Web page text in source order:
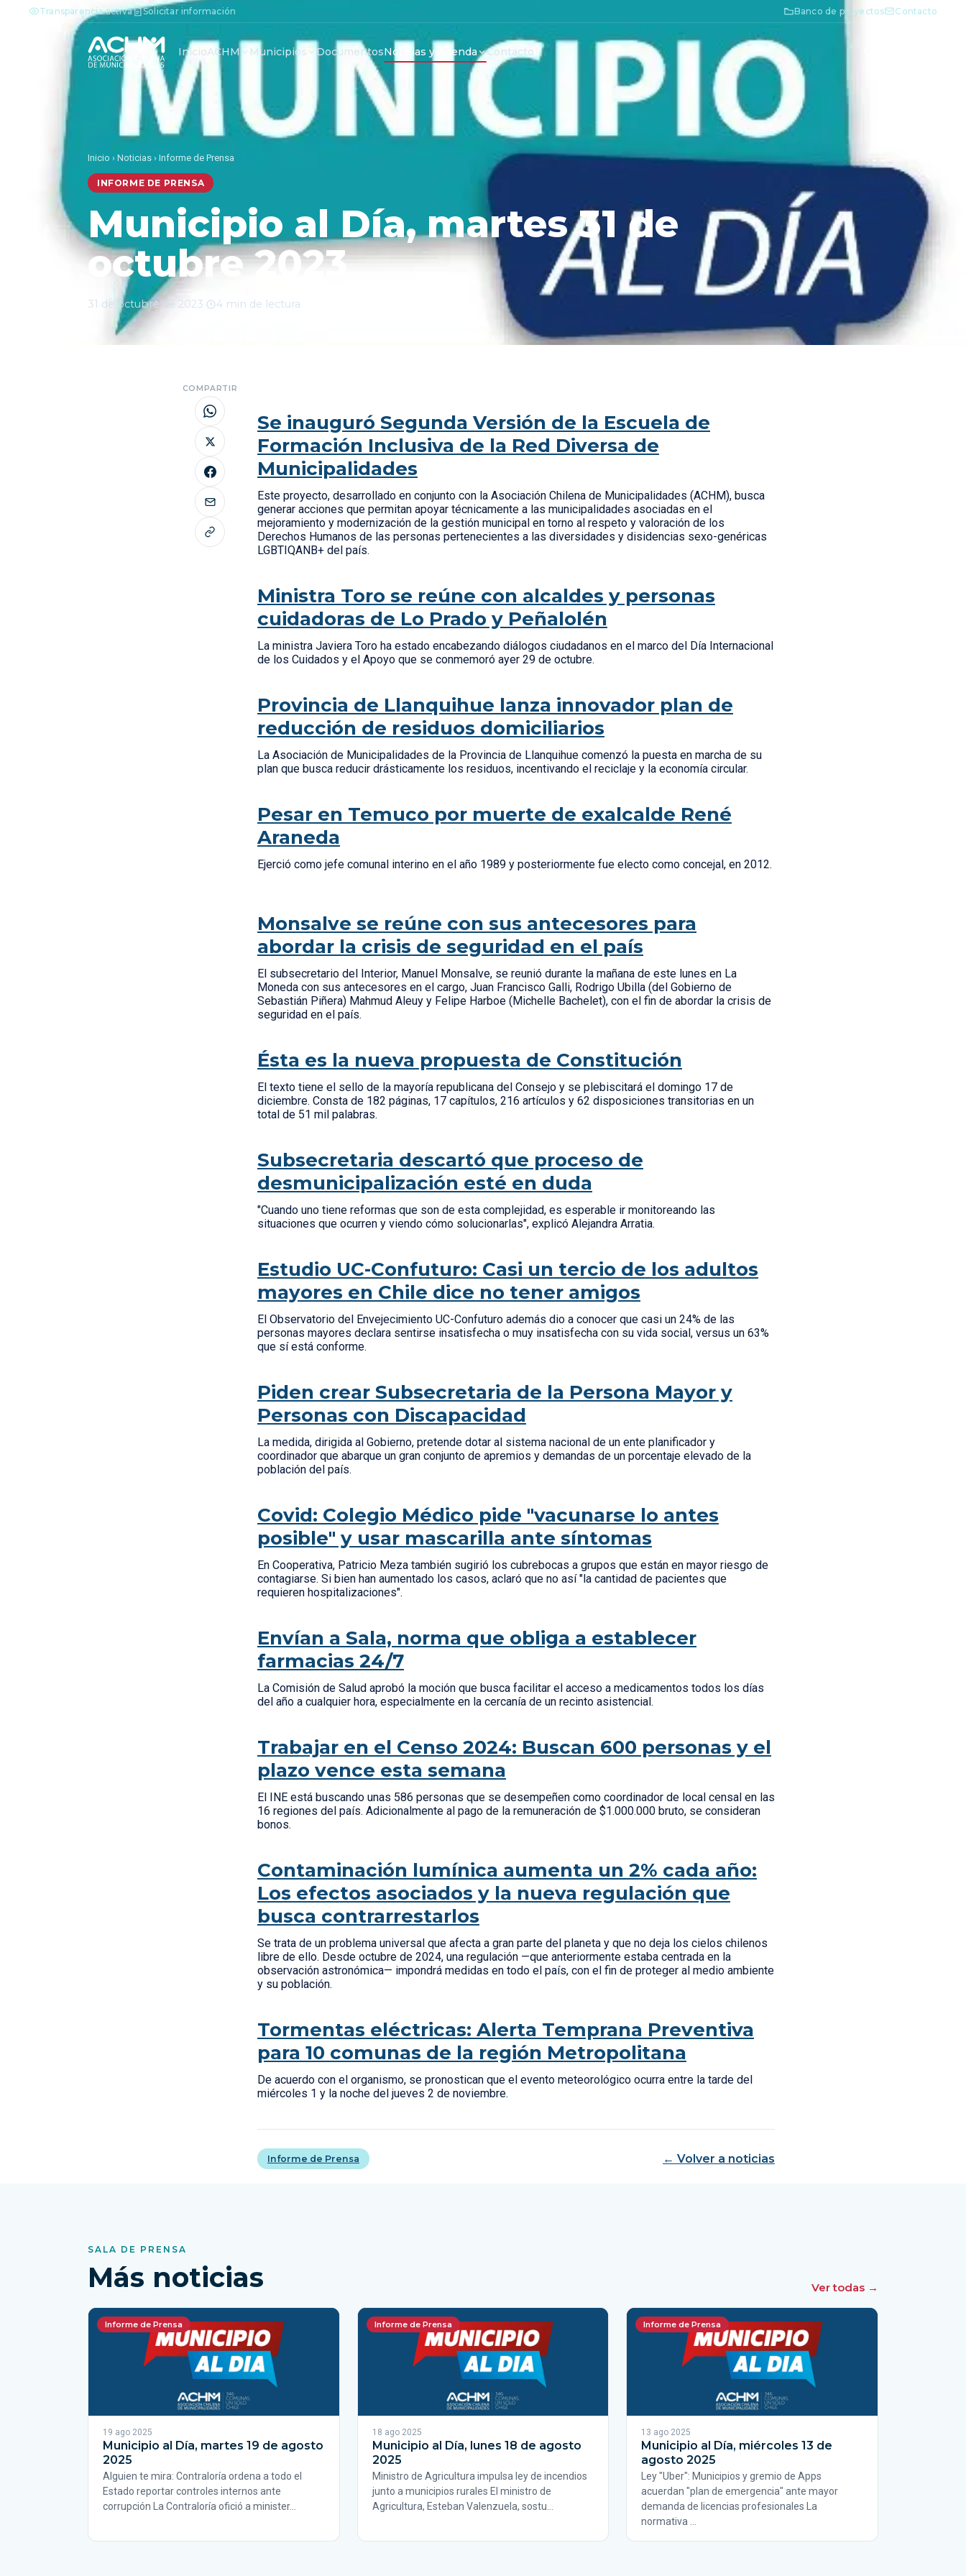
Transparencia activa Solicitar información Banco de proyectos Contacto
InicioACHM Municipios DocumentosNoticias y Agenda Contacto
Inicio › Noticias › Informe de Prensa
INFORME DE PRENSA
Municipio al Día, martes 31 de
octubre 2023
31 de octubre de 2023 4 min de lectura
COMPARTIR
Se inauguró Segunda Versión de la Escuela de
Formación Inclusiva de la Red Diversa de
Municipalidades
Este proyecto, desarrollado en conjunto con la Asociación Chilena de Municipalidades (ACHM), busca
generar acciones que permitan apoyar técnicamente a las municipalidades asociadas en el
mejoramiento y modernización de la gestión municipal en torno al respeto y valoración de los
Derechos Humanos de las personas pertenecientes a las diversidades y disidencias sexo-genéricas
LGBTIQANB+ del país.
Ministra Toro se reúne con alcaldes y personas
cuidadoras de Lo Prado y Peñalolén
La ministra Javiera Toro ha estado encabezando diálogos ciudadanos en el marco del Día Internacional
de los Cuidados y el Apoyo que se conmemoró ayer 29 de octubre.
Provincia de Llanquihue lanza innovador plan de
reducción de residuos domiciliarios
La Asociación de Municipalidades de la Provincia de Llanquihue comenzó la puesta en marcha de su
plan que busca reducir drásticamente los residuos, incentivando el reciclaje y la economía circular.
Pesar en Temuco por muerte de exalcalde René
Araneda
Ejerció como jefe comunal interino en el año 1989 y posteriormente fue electo como concejal, en 2012.
Monsalve se reúne con sus antecesores para
abordar la crisis de seguridad en el país
El subsecretario del Interior, Manuel Monsalve, se reunió durante la mañana de este lunes en La
Moneda con sus antecesores en el cargo, Juan Francisco Galli, Rodrigo Ubilla (del Gobierno de
Sebastián Piñera) Mahmud Aleuy y Felipe Harboe (Michelle Bachelet), con el fin de abordar la crisis de
seguridad en el país.
Ésta es la nueva propuesta de Constitución
El texto tiene el sello de la mayoría republicana del Consejo y se plebiscitará el domingo 17 de
diciembre. Consta de 182 páginas, 17 capítulos, 216 artículos y 62 disposiciones transitorias en un
total de 51 mil palabras.
Subsecretaria descartó que proceso de
desmunicipalización esté en duda
"Cuando uno tiene reformas que son de esta complejidad, es esperable ir monitoreando las
situaciones que ocurren y viendo cómo solucionarlas", explicó Alejandra Arratia.
Estudio UC-Confuturo: Casi un tercio de los adultos
mayores en Chile dice no tener amigos
El Observatorio del Envejecimiento UC-Confuturo además dio a conocer que casi un 24% de las
personas mayores declara sentirse insatisfecha o muy insatisfecha con su vida social, versus un 63%
que sí está conforme.
Piden crear Subsecretaria de la Persona Mayor y
Personas con Discapacidad
La medida, dirigida al Gobierno, pretende dotar al sistema nacional de un ente planificador y
coordinador que abarque un gran conjunto de apremios y demandas de un porcentaje elevado de la
población del país.
Covid: Colegio Médico pide "vacunarse lo antes
posible" y usar mascarilla ante síntomas
En Cooperativa, Patricio Meza también sugirió los cubrebocas a grupos que están en mayor riesgo de
contagiarse. Si bien han aumentado los casos, aclaró que no así "la cantidad de pacientes que
requieren hospitalizaciones".
Envían a Sala, norma que obliga a establecer
farmacias 24/7
La Comisión de Salud aprobó la moción que busca facilitar el acceso a medicamentos todos los días
del año a cualquier hora, especialmente en la cercanía de un recinto asistencial.
Trabajar en el Censo 2024: Buscan 600 personas y el
plazo vence esta semana
El INE está buscando unas 586 personas que se desempeñen como coordinador de local censal en las
16 regiones del país. Adicionalmente al pago de la remuneración de $1.000.000 bruto, se consideran
bonos.
Contaminación lumínica aumenta un 2% cada año:
Los efectos asociados y la nueva regulación que
busca contrarrestarlos
Se trata de un problema universal que afecta a gran parte del planeta y que no deja los cielos chilenos
libre de ello. Desde octubre de 2024, una regulación —que anteriormente estaba centrada en la
observación astronómica— impondrá medidas en todo el país, con el fin de proteger al medio ambiente
y su población.
Tormentas eléctricas: Alerta Temprana Preventiva
para 10 comunas de la región Metropolitana
De acuerdo con el organismo, se pronostican que el evento meteorológico ocurra entre la tarde del
miércoles 1 y la noche del jueves 2 de noviembre.
Informe de Prensa ← Volver a noticias
SALA DE PRENSA
Más noticias Ver todas →
Informe de Prensa
19 ago 2025
Municipio al Día, martes 19 de agosto
2025
Alguien te mira: Contraloría ordena a todo el
Estado reportar controles internos ante
corrupción La Contraloría ofició a minister…
Informe de Prensa
18 ago 2025
Municipio al Día, lunes 18 de agosto
2025
Ministro de Agricultura impulsa ley de incendios
junto a municipios rurales El ministro de
Agricultura, Esteban Valenzuela, sostu…
Informe de Prensa
13 ago 2025
Municipio al Día, miércoles 13 de
agosto 2025
Ley "Uber": Municipios y gremio de Apps
acuerdan "plan de emergencia" ante mayor
demanda de licencias profesionales La
normativa …